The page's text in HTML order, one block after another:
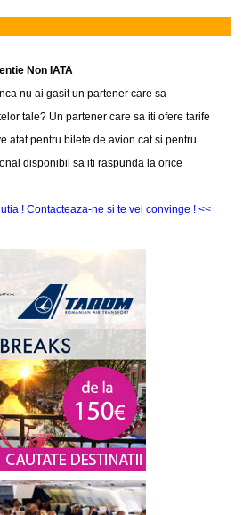
Non IATA
nu ai gasit un partener care sa
tale? Un partener care sa iti ofere tarife
atat pentru bilete de avion cat si pentru
disponibil sa iti raspunda la orice
! Contacteaza-ne si te vei convinge ! <<